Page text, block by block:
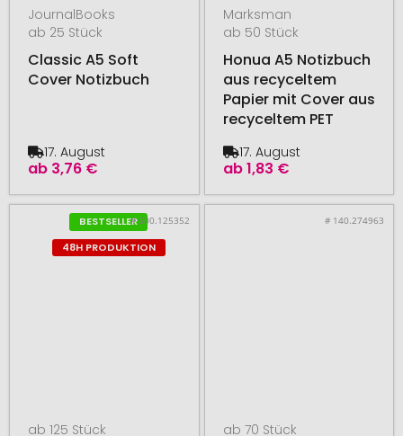
JournalBooks
ab 25 Stück
Classic A5 Soft
Cover Notizbuch
ab 3,76 €
17. August
Marksman
ab 50 Stück
Honua A5 Notizbuch
aus recyceltem
Papier mit Cover aus
recyceltem PET
ab1,83 €
17. August
BESTSELLER
48H PRODUKTION
# 500.125352
ab 125 Stück
# 140.274963
ab 70 Stück